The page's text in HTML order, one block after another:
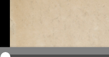
Na stronie
podobne rozwiązania.
polityką